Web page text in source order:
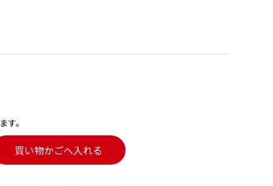
。
買い物かごへ入れる